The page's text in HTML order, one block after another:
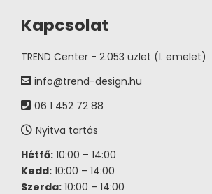
Kapcsolat
TREND Center - 2.053 üzlet (I. emelet)
info@trend-design.hu
06 1 452 72 88
Nyitva tartás
Hétfő: 10:00 – 14:00
Kedd: 10:00 – 14:00
Szerda: 10:00 – 14:00